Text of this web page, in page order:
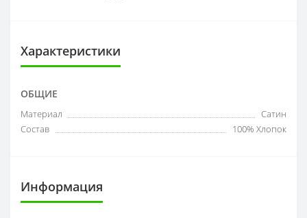
Характеристики
ОБЩИЕ
Материал
Сатин
Состав
100% Хлопок
Информация